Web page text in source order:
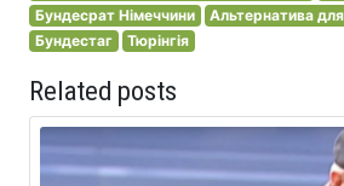
Бундесрат Німеччини
Альтернатива
Бундестаг
Тюрінгія
Related posts